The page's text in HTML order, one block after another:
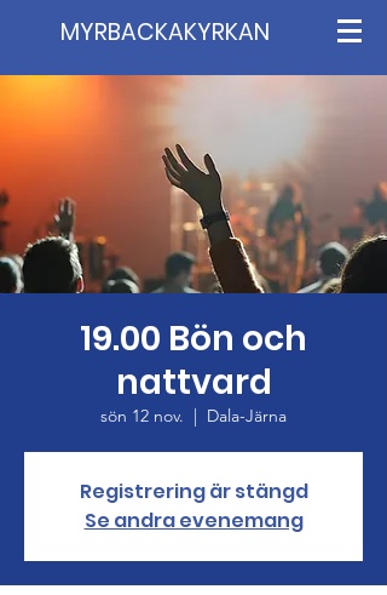
MYRBACKAKYRKAN
19.00 Bön och
nattvard
sön 12 nov.
  |
Dala-Järna
Registrering är stängd
Se andra evenemang